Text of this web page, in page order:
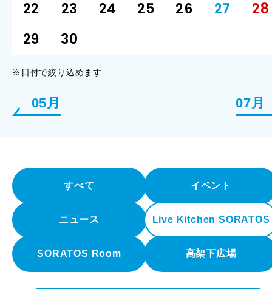
05月
22
23 24 25 26 27
28
29
30
※日付で絞り込めます
07月
すべて イベント
ニュース Live Kitchen SORATOS
SORATOS Room 高架下広場